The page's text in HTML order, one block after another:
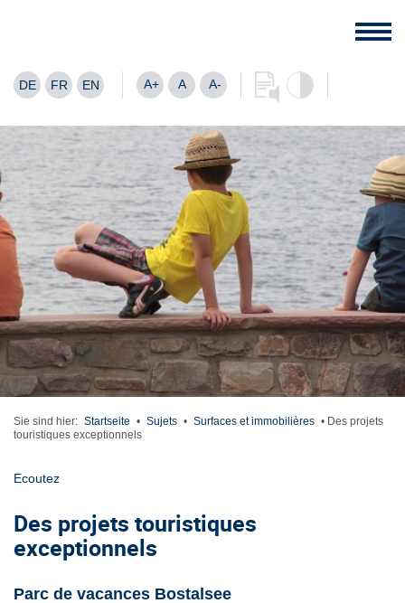
DE FR EN A+ A A-
Sie sind hier: Startseite • Sujets • Surfaces et immobilières • Des projets
touristiques exceptionnels
Ecoutez
Des projets touristiques
exceptionnels
Parc de vacances Bostalsee